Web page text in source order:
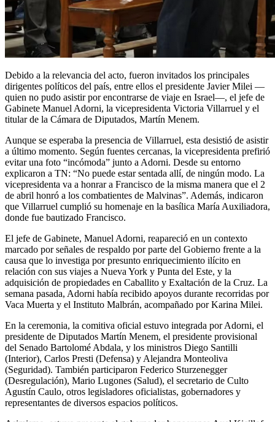
Debido a la relevancia del acto, fueron invitados los principales
dirigentes políticos del país, entre ellos el presidente Javier Milei —
quien no pudo asistir por encontrarse de viaje en Israel—, el jefe de
Gabinete Manuel Adorni, la vicepresidenta Victoria Villarruel y el
titular de la Cámara de Diputados, Martín Menem.
Aunque se esperaba la presencia de Villarruel, esta desistió de asistir
a último momento. Según fuentes cercanas, la vicepresidenta prefirió
evitar una foto “incómoda” junto a Adorni. Desde su entorno
explicaron a TN: “No puede estar sentada allí, de ningún modo. La
vicepresidenta va a honrar a Francisco de la misma manera que el 2
de abril honró a los combatientes de Malvinas”. Además, indicaron
que Villarruel cumplió su homenaje en la basílica María Auxiliadora,
donde fue bautizado Francisco.
El jefe de Gabinete, Manuel Adorni, reapareció en un contexto
marcado por señales de respaldo por parte del Gobierno frente a la
causa que lo investiga por presunto enriquecimiento ilícito en
relación con sus viajes a Nueva York y Punta del Este, y la
adquisición de propiedades en Caballito y Exaltación de la Cruz. La
semana pasada, Adorni había recibido apoyos durante recorridas por
Vaca Muerta y el Instituto Malbrán, acompañado por Karina Milei.
En la ceremonia, la comitiva oficial estuvo integrada por Adorni, el
presidente de Diputados Martín Menem, el presidente provisional
del Senado Bartolomé Abdala, y los ministros Diego Santilli
(Interior), Carlos Presti (Defensa) y Alejandra Monteoliva
(Seguridad). También participaron Federico Sturzenegger
(Desregulación), Mario Lugones (Salud), el secretario de Culto
Agustín Caulo, otros legisladores oficialistas, gobernadores y
representantes de diversos espacios políticos.